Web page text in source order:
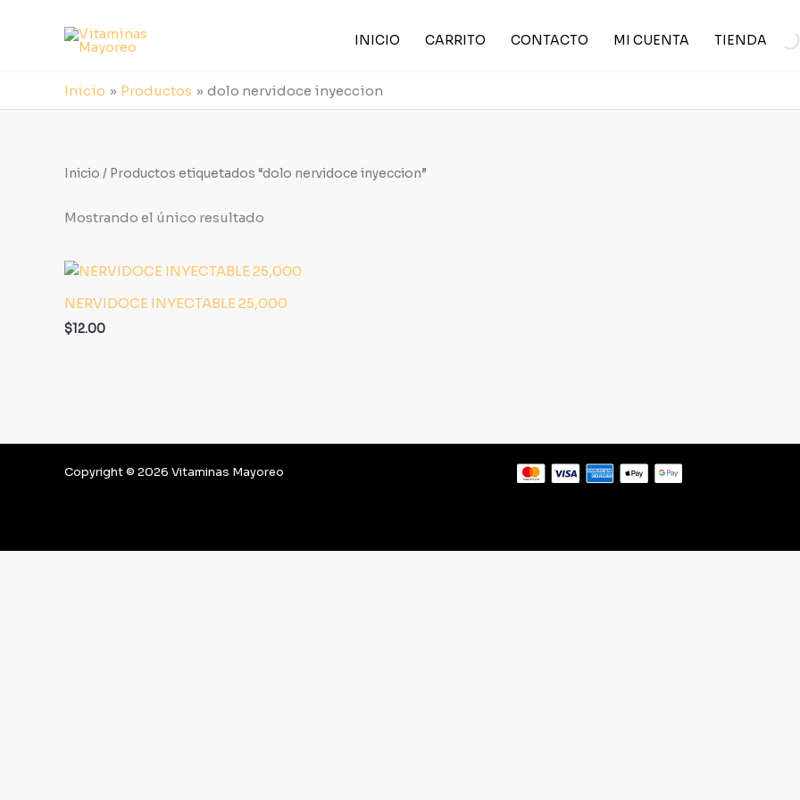
INICIO CARRITO CONTACTO MI CUENTA TIENDA
Inicio Productos dolo nervidoce inyeccion
Inicio / Productos etiquetados “dolo nervidoce inyeccion”
Mostrando el único resultado
NERVIDOCE INYECTABLE 25,000
$12.00
Copyright © 2026 Vitaminas Mayoreo